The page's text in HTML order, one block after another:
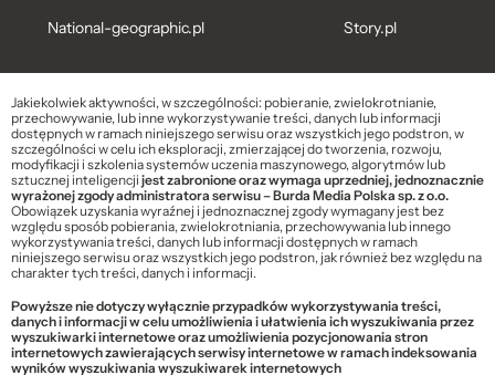
National-geographic.pl Story.pl
Jakiekolwiek aktywności, w szczególności: pobieranie, zwielokrotnianie,
przechowywanie, lub inne wykorzystywanie treści, danych lub informacji
dostępnych w ramach niniejszego serwisu oraz wszystkich jego podstron, w
szczególności w celu ich eksploracji, zmierzającej do tworzenia, rozwoju,
modyfikacji i szkolenia systemów uczenia maszynowego, algorytmów lub
sztucznej inteligencjijest zabronione oraz wymaga uprzedniej, jednoznacznie
wyrażonej zgody administratora serwisu – Burda Media Polska sp. z o.o.
Obowiązek uzyskania wyraźnej i jednoznacznej zgody wymagany jest bez
względu sposób pobierania, zwielokrotniania, przechowywania lub innego
wykorzystywania treści, danych lub informacji dostępnych w ramach
niniejszego serwisu oraz wszystkich jego podstron, jak również bez względu na
charakter tych treści, danych i informacji.
Powyższe nie dotyczy wyłącznie przypadków wykorzystywania treści,
danych i informacji w celu umożliwienia i ułatwienia ich wyszukiwania przez
wyszukiwarki internetowe oraz umożliwienia pozycjonowania stron
internetowych zawierających serwisy internetowe w ramach indeksowania
wyników wyszukiwania wyszukiwarek internetowych